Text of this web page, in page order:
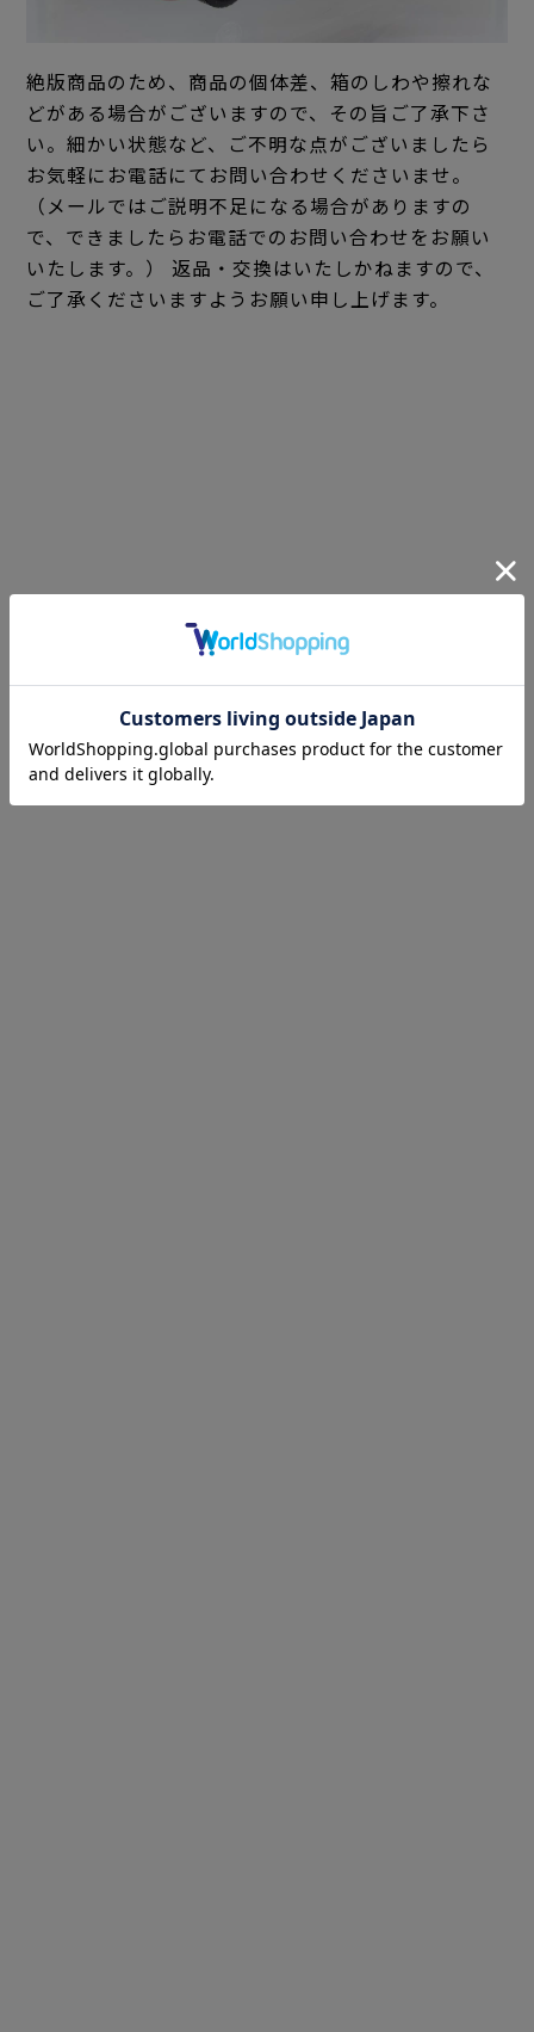
絶版商品のため、商品の個体差、箱のしわや擦れな
どがある場合がございますので、その旨ご了承下さ
い。細かい状態など、ご不明な点がございましたら
お気軽にお電話にてお問い合わせくださいませ。
（メールではご説明不足になる場合がありますの
で、できましたらお電話でのお問い合わせをお願い
いたします。） 返品・交換はいたしかねますので、
ご了承くださいますようお願い申し上げます。